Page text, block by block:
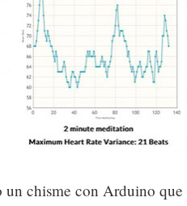
un chisme con Arduino que